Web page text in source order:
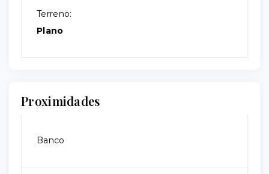
Terreno:
Plano
Proximidades
Banco